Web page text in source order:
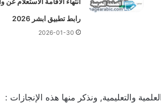
رابط تطبيق ابشر 2026
2026-01-30
والتعليمية, ونذكر منها هذه الإنجازات :